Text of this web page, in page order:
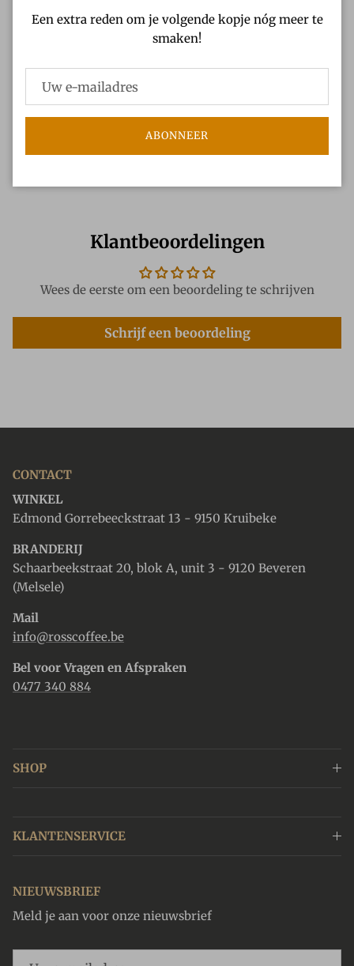
Beschrijving
Waarom ROSS Speciality Coffee
Klantbeoordelingen
Wees de eerste om een beoordeling te schrijven
Schrijf een beoordeling
CONTACT
WINKEL
Edmond Gorrebeeckstraat 13 - 9150 Kruibeke
BRANDERIJ
Schaarbeekstraat 20, blok A, unit 3 - 9120 Beveren
(Melsele)
Mail
info@rosscoffee.be
Bel voor Vragen en Afspraken
0477 340 884
SHOP
KLANTENSERVICE
NIEUWSBRIEF
Meld je aan voor onze nieuwsbrief
Een extra reden om je volgende kopje nóg meer te
smaken!
ABONNEER